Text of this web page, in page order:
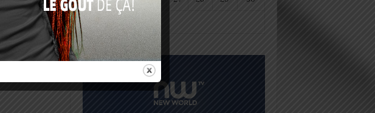
31
« Juil